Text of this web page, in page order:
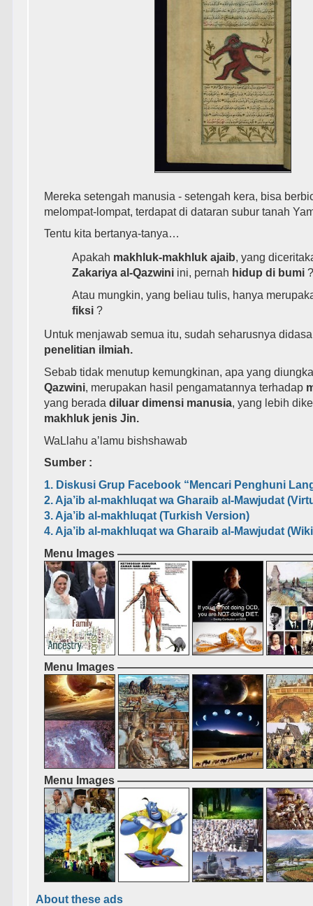
Mereka setengah manusia - setengah kera, bisa
melompat-lompat, terdapat di dataran subur tanah
Tentu kita bertanya-tanya…
Apakah makhluk-makhluk ajaib, yang
Zakariya al-Qazwini ini, pernah hidup di bumi
Atau mungkin, yang beliau tulis, hanya
fiksi ?
Untuk menjawab semua itu, sudah seharusnya
penelitian ilmiah.
Sebab tidak menutup kemungkinan, apa yang
Qazwini, merupakan hasil pengamatannya terhadap
yang beradadiluar dimensi manusia, yang lebih
makhluk jenis Jin.
WaLlahu a’lamu bishshawab
Sumber :
1. Diskusi Grup Facebook “Mencari Penghuni
2. Aja’ib al-makhluqat wa Gharaib al-Mawjudat
3. Aja’ib al-makhluqat (Turkish Version)
4. Aja’ib al-makhluqat wa Gharaib al-Mawjudat
Menu Images
Menu Images
Menu Images
About these ads